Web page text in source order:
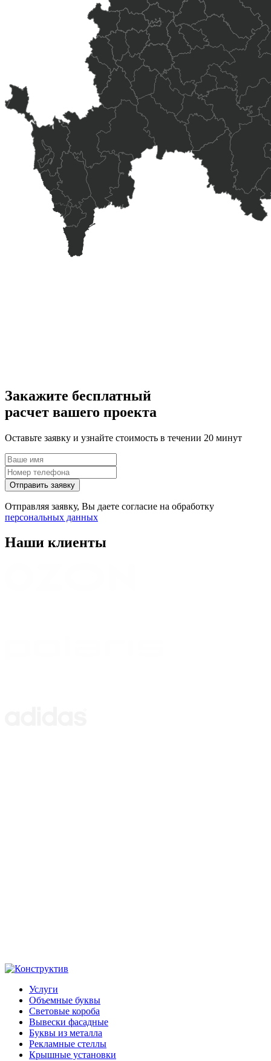
Закажите бесплатный
расчет вашего проекта
Оставьте заявку и узнайте стоимость в течении 20 минут
Отправить заявку
Отправляя заявку, Вы даете согласие на обработку
персональных данных
Наши клиенты
Услуги
Объемные буквы
Световые короба
Вывески фасадные
Буквы из металла
Рекламные стеллы
Крышные установки